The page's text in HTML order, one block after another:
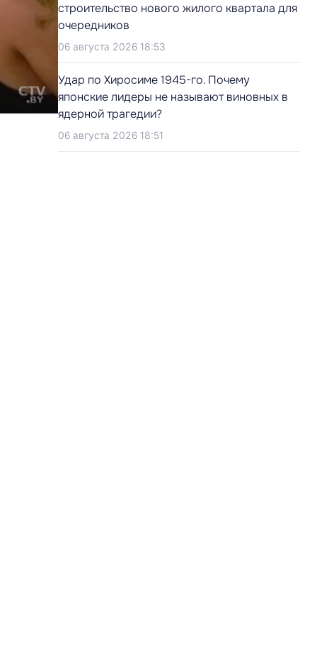
строительство нового жилого квартала для
очередников
06 августа 2026 18:53
Удар по Хиросиме 1945-го. Почему
японские лидеры не называют виновных в
ядерной трагедии?
06 августа 2026 18:51